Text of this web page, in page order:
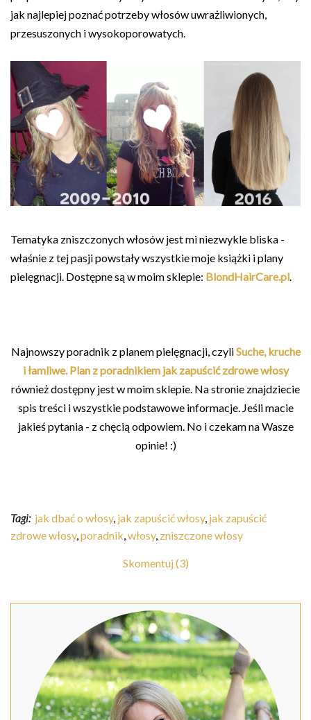
jak najlepiej poznać potrzeby włosów uwrażliwionych,
przesuszonych i wysokoporowatych.
Tematyka zniszczonych włosów jest mi niezwykle bliska -
właśnie z tej pasji powstały wszystkie moje książki i plany
pielęgnacji. Dostępne są w moim sklepie: BlondHairCare.pl
Najnowszy poradnik z planem pielęgnacji, czyliSuche, kruche
i łamliwe. Plan z poradnikiem jak zapuścić zdrowe włosy
również dostępny jest w moim sklepie. Na stronie znajdziecie
spis treści i wszystkie podstawowe informacje. Jeśli macie
jakieś pytania - z chęcią odpowiem. No i czekam na Wasze
opinie! :)
Tagi: jak dbać o włosy, jak zapuścić włosy, jak zapuścić
zdrowe włosy, poradnik włosy, zniszczone włosy
Skomentuj (3)